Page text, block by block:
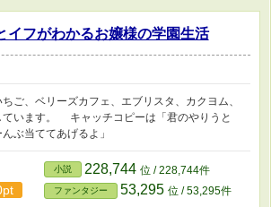
イフがわかるお嬢様の学園生活
ご、ベリーズカフェ、エブリスタ、カクヨム、
ています。 キャッチコピーは「君のやりうと
ぶ当ててあげるよ」
小説 228,744 位 / 228,744件
ファンタジー 53,295 位 / 53,295件